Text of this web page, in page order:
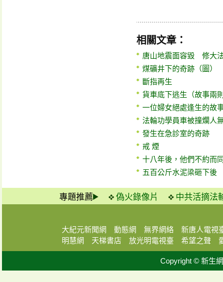
相關文章：
唐山地震面容毀 修大
煤礦井下的奇跡（圖）
斷指再生
貨車底下逃生（故事兩
一位婦女絕處逢生的故
法輪功學員車被撞爛人
發生在急診室的奇跡
戒 煙
十八年後，他們不約而
五百公斤水泥梁砸下後
專題推薦 偽火錄像片 中共活摘法
大紀元新聞網 動態網 無界網絡
新唐人電視
明慧網
天梯書店 放光明電視臺 希望之聲
Copyright © 新生